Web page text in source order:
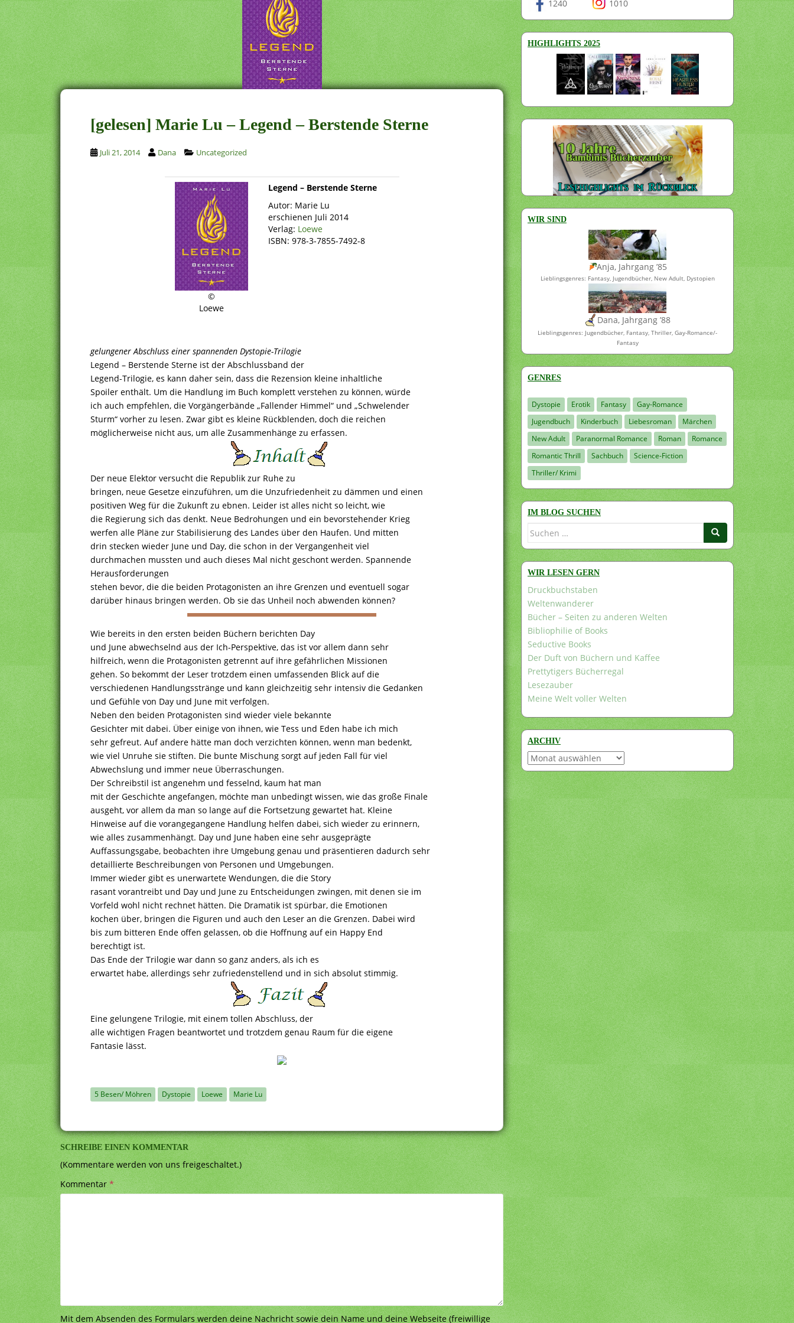
[gelesen] Marie Lu – Legend – Berstende Sterne
Juli 21, 2014 Dana Uncategorized
©
Loewe
Legend – Berstende Sterne
Autor: Marie Lu
erschienen Juli 2014
Verlag: Loewe
ISBN: 978-3-7855-7492-8
gelungener Abschluss einer spannenden Dystopie-Trilogie
Legend – Berstende Sterne ist der Abschlussband der
Legend-Trilogie, es kann daher sein, dass die Rezension kleine inhaltliche
Spoiler enthält. Um die Handlung im Buch komplett verstehen zu können, würde
ich auch empfehlen, die Vorgängerbände „Fallender Himmel“ und „Schwelender
Sturm“ vorher zu lesen. Zwar gibt es kleine Rückblenden, doch die reichen
möglicherweise nicht aus, um alle Zusammenhänge zu erfassen.
Der neue Elektor versucht die Republik zur Ruhe zu
bringen, neue Gesetze einzuführen, um die Unzufriedenheit zu dämmen und einen
positiven Weg für die Zukunft zu ebnen. Leider ist alles nicht so leicht, wie
die Regierung sich das denkt. Neue Bedrohungen und ein bevorstehender Krieg
werfen alle Pläne zur Stabilisierung des Landes über den Haufen. Und mitten
drin stecken wieder June und Day, die schon in der Vergangenheit viel
durchmachen mussten und auch dieses Mal nicht geschont werden. Spannende
Herausforderungen
stehen bevor, die die beiden Protagonisten an ihre Grenzen und eventuell sogar
darüber hinaus bringen werden. Ob sie das Unheil noch abwenden können?
Wie bereits in den ersten beiden Büchern berichten Day
und June abwechselnd aus der Ich-Perspektive, das ist vor allem dann sehr
hilfreich, wenn die Protagonisten getrennt auf ihre gefährlichen Missionen
gehen. So bekommt der Leser trotzdem einen umfassenden Blick auf die
verschiedenen Handlungsstränge und kann gleichzeitig sehr intensiv die Gedanken
und Gefühle von Day und June mit verfolgen.
Neben den beiden Protagonisten sind wieder viele bekannte
Gesichter mit dabei. Über einige von ihnen, wie Tess und Eden habe ich mich
sehr gefreut. Auf andere hätte man doch verzichten können, wenn man bedenkt,
wie viel Unruhe sie stiften. Die bunte Mischung sorgt auf jeden Fall für viel
Abwechslung und immer neue Überraschungen.
Der Schreibstil ist angenehm und fesselnd, kaum hat man
mit der Geschichte angefangen, möchte man unbedingt wissen, wie das große Finale
ausgeht, vor allem da man so lange auf die Fortsetzung gewartet hat. Kleine
Hinweise auf die vorangegangene Handlung helfen dabei, sich wieder zu erinnern,
wie alles zusammenhängt. Day und June haben eine sehr ausgeprägte
Auffassungsgabe, beobachten ihre Umgebung genau und präsentieren dadurch sehr
detaillierte Beschreibungen von Personen und Umgebungen.
Immer wieder gibt es unerwartete Wendungen, die die Story
rasant vorantreibt und Day und June zu Entscheidungen zwingen, mit denen sie im
Vorfeld wohl nicht rechnet hätten. Die Dramatik ist spürbar, die Emotionen
kochen über, bringen die Figuren und auch den Leser an die Grenzen. Dabei wird
bis zum bitteren Ende offen gelassen, ob die Hoffnung auf ein Happy End
berechtigt ist.
Das Ende der Trilogie war dann so ganz anders, als ich es
erwartet habe, allerdings sehr zufriedenstellend und in sich absolut stimmig.
Eine gelungene Trilogie, mit einem tollen Abschluss, der
alle wichtigen Fragen beantwortet und trotzdem genau Raum für die eigene
Fantasie lässt.
5 Besen/ Möhren Dystopie Loewe Marie Lu
SCHREIBE EINEN KOMMENTAR
(Kommentare werden von uns freigeschaltet.)
Kommentar*
Mit dem Absenden des Formulars werden deine Nachricht sowie dein Name und deine Webseite (freiwillige
1240 1010
HIGHLIGHTS 2025
WIR SIND
Anja, Jahrgang ’85
Lieblingsgenres: Fantasy, Jugendbücher, New Adult, Dystopien
Dana, Jahrgang ’88
Lieblingsgenres: Jugendbücher, Fantasy, Thriller, Gay-Romance/-
Fantasy
GENRES
Dystopie Erotik Fantasy
Gay-Romance
Jugendbuch
Kinderbuch Liebesroman
Märchen
New Adult
Paranormal Romance Roman
Romance
Romantic Thrill
Sachbuch
Science-Fiction
Thriller/ Krimi
IM BLOG SUCHEN
Suchen
WIR LESEN GERN
Druckbuchstaben
Weltenwanderer
Bücher – Seiten zu anderen Welten
Bibliophilie of Books
Seductive Books
Der Duft von Büchern und Kaffee
Prettytigers Bücherregal
Lesezauber
Meine Welt voller Welten
ARCHIV
Archiv